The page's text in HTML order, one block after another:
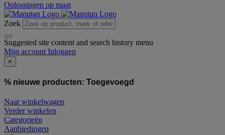
Oplossingen op maat
Zoek
Suggested site content and search history menu
Mijn account Inloggen
×
% nieuwe producten: Toegevoegd
Naar winkelwagen
Verder winkelen
Categorieën
Aanbiedingen